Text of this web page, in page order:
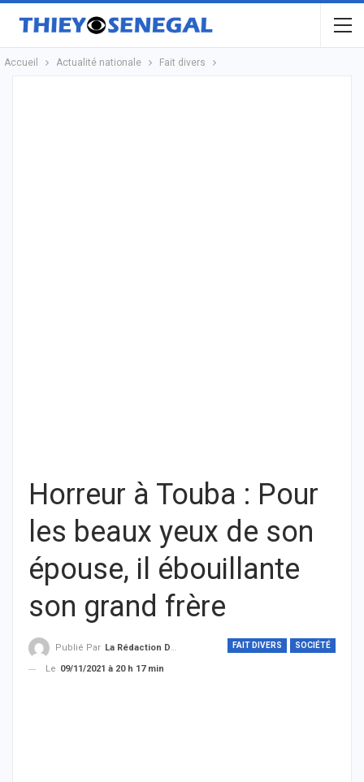
Accueil Actualité nationale Fait divers
Horreur à Touba : Pour
les beaux yeux de son
épouse, il ébouillante
son grand frère
FAIT DIVERS SOCIÉTÉ
Publié Par La Rédaction De THIEYSENEGAL.com
Le 09/11/2021 à 20 h 17 min